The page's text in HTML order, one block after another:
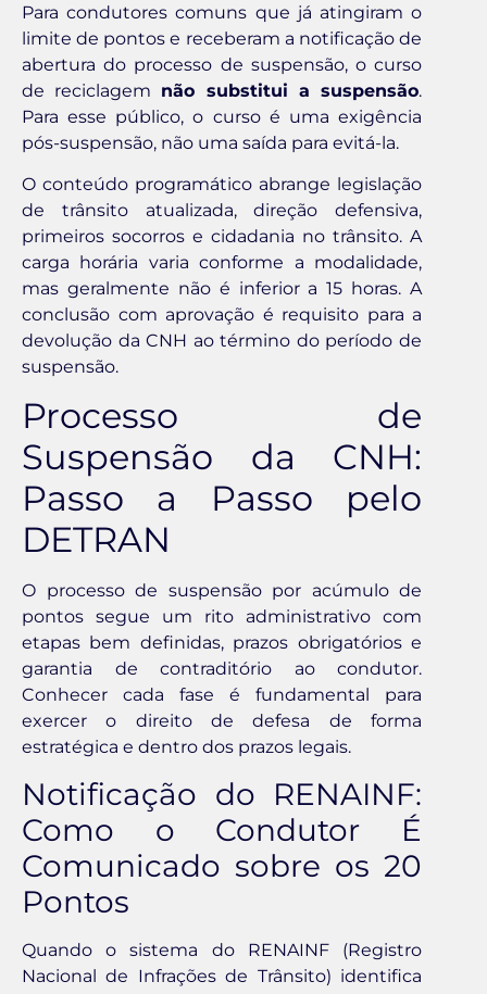
Para condutores comuns que já atingiram o
limite de pontos e receberam a notificação de
abertura do processo de suspensão, o curso
de reciclagem não substitui a suspensão.
Para esse público, o curso é uma exigência
pós-suspensão, não uma saída para evitá-la.
O conteúdo programático abrange legislação
de trânsito atualizada, direção defensiva,
primeiros socorros e cidadania no trânsito. A
carga horária varia conforme a modalidade,
mas geralmente não é inferior a 15 horas. A
conclusão com aprovação é requisito para a
devolução da CNH ao término do período de
suspensão.
Processo de
Suspensão da CNH:
Passo a Passo pelo
DETRAN
O processo de suspensão por acúmulo de
pontos segue um rito administrativo com
etapas bem definidas, prazos obrigatórios e
garantia de contraditório ao condutor.
Conhecer cada fase é fundamental para
exercer o direito de defesa de forma
estratégica e dentro dos prazos legais.
Notificação do RENAINF:
Como o Condutor É
Comunicado sobre os 20
Pontos
Quando o sistema do RENAINF (Registro
Nacional de Infrações de Trânsito) identifica